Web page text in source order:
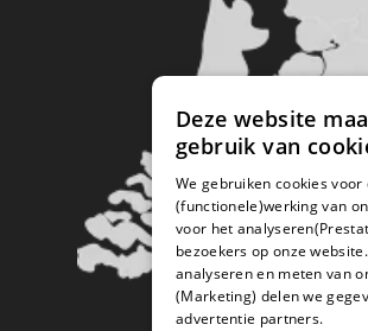
Deze website
gebruik van
We gebruiken cookies voor
(functionele)werking van
voor het
bezoekers op onze
analyseren en meten van
(Marketing) delen we
advertentie partners.